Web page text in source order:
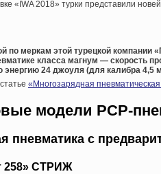
«IWA 2018» турки представили
по меркам этой турецкой компании
класса магнум — скорость
энергию 24 джоуля (для калибра 4,5
«Многозарядная
модели PCP-
пневматика с
258» СТРИЖ